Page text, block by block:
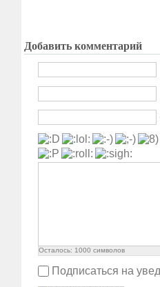
Добавить комментарий
Осталось: 1000 символов
Подписаться на